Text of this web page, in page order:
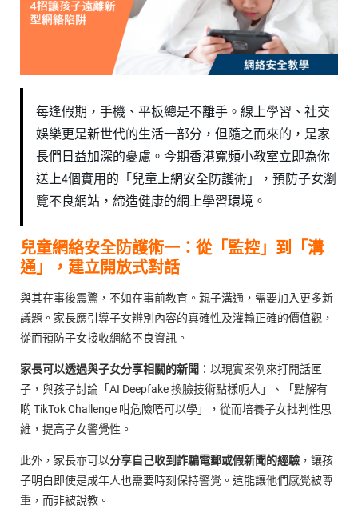
每逢假期，手機、平板總是不離手。線上學習、社交
娛樂更是新世代的生活一部分，但隨之而來的，是家
長們日益加深的憂慮。今期香港寬頻小教室立即為你
送上4個實用的「兒童上網安全防護術」，預防子女瀏
覽不良網站，締造健康的網上學習環境。
兒童網絡安全防護術一：從「監控」到「溝
通」，建立開放式對話
與其在事後震驚，不如在事前教育。親子溝通，需要加入更多新
議題。家長應引導子女辨別內容的真確性及灌輸正確的價值觀，
從而預防子女接收網絡不良資訊。
家長可以透過與子女分享相關的新聞 ：以現實案例來打開話匣
子，與孩子討論「AI Deepfake 換臉技術點樣呃人」、「點解有
啲 TikTok Challenge 咁危險唔可以學」，從而培養子女批判性思
維，提高子女警覺性。
此外，家長亦可以分享自己收到詐騙電郵或假新聞的經驗 ，讓孩
子明白即使是成年人也需要時刻保持警覺。這能讓他們感覺被尊
重，而非被說教。